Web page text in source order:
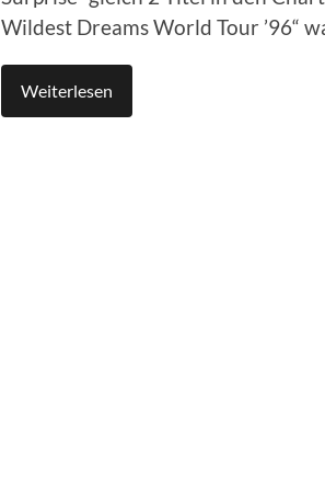
Wildest Dreams World Tour ’96“
Weiterlesen